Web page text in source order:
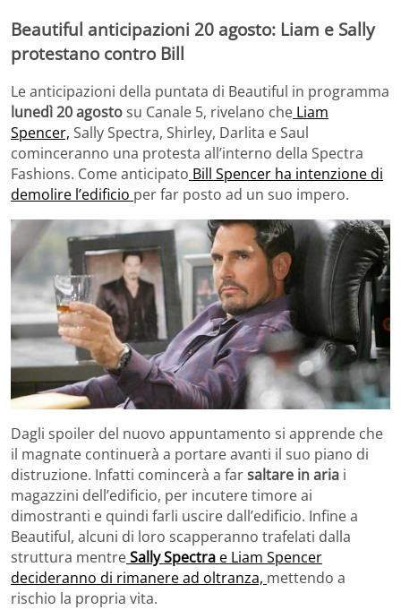
Beautiful anticipazioni 20 agosto: Liam e Sally
protestano contro Bill
Le anticipazioni della puntata di Beautiful in programma
lunedì 20 agostosu Canale 5, rivelano che Liam
Spencer, Sally Spectra, Shirley, Darlita e Saul
cominceranno una protesta all’interno della Spectra
Fashions. Come anticipato Bill Spencer ha intenzione di
demolire l’edificio per far posto ad un suo impero.
Dagli spoiler del nuovo appuntamento si apprende che
il magnate continuerà a portare avanti il suo piano di
distruzione. Infatti comincerà a farsaltare in aria i
magazzini dell’edificio, per incutere timore ai
dimostranti e quindi farli uscire dall’edificio. Infine a
Beautiful, alcuni di loro scapperanno trafelati dalla
struttura mentreSally Spectra e Liam Spencer
decideranno di rimanere ad oltranza, mettendo a
rischio la propria vita.